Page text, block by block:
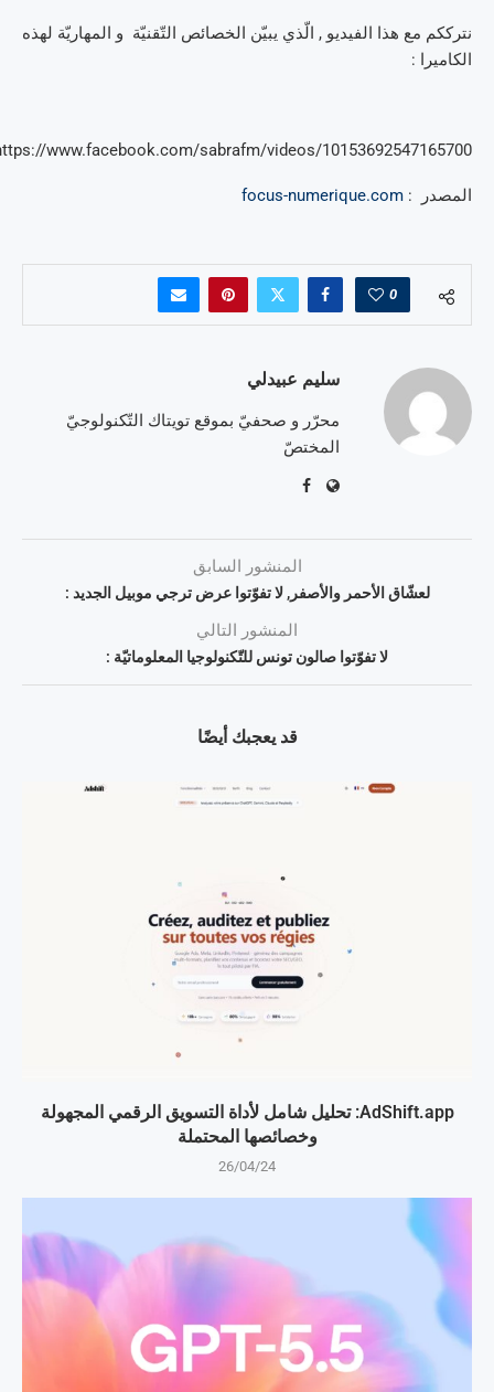
نترككم مع هذا الفيديو , الّذي يبيّن الخصائص التّقنيّة و المهاريّة لهذه
الكاميرا :
www.facebook.com/sabrafm/videos/10153692547165700/
المصدر : focus-numerique.com
0
سليم عبيدلي
محرّر و صحفيّ بموقع تويتاك التّكنولوجيّ
المختصّ
المنشور السابق
لعشّاق الأحمر والأصفر, لا تفوّتوا عرض ترجي موبيل الجديد :
المنشور التالي
لا تفوّتوا صالون تونس للتّكنولوجيا المعلوماتيّة :
قد يعجبك أيضًا
AdShift.app: تحليل شامل لأداة التسويق الرقمي المجهولة
وخصائصها المحتملة
26/04/24